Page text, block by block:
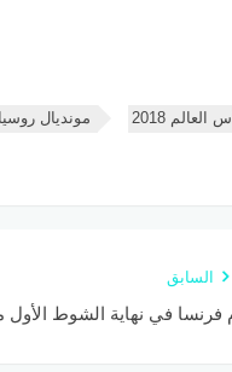
العالم 2018 مونديال روسيا
السابق
في نهاية الشوط الأول